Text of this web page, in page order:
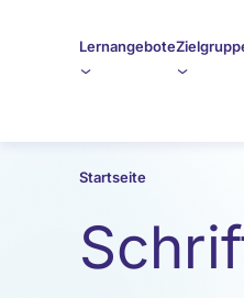
Lernangebote
Startseite